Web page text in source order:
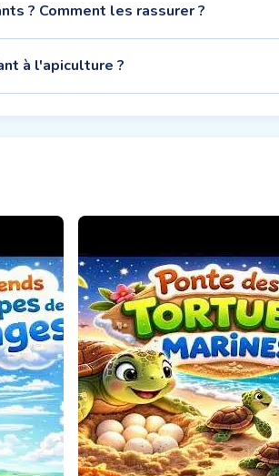
? Comment les rassurer ?
à l'apiculture ?